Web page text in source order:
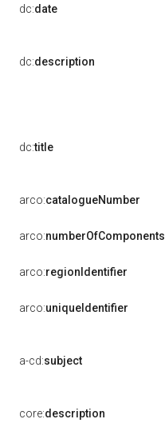
dc:date
dc:description
dc:title
arco:catalogueNumber
arco:numberOfComponents
arco:regionIdentifier
arco:uniqueIdentifier
a-cd:subject
core:description